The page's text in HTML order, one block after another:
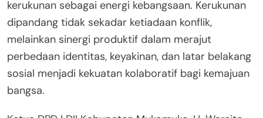
kerukunan sebagai energi kebangsaan. Kerukunan
dipandang tidak sekadar ketiadaan konflik,
melainkan sinergi produktif dalam merajut
perbedaan identitas, keyakinan, dan latar belakang
sosial menjadi kekuatan kolaboratif bagi kemajuan
bangsa.